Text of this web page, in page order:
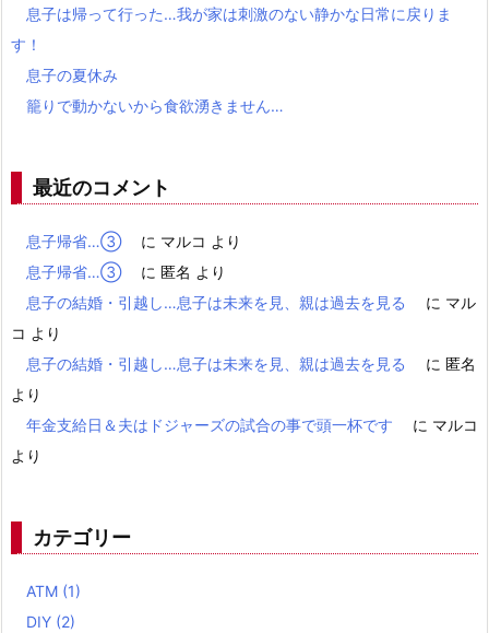
息子は帰って行った…我が家は刺激のない静かな日常に戻りま
す！
息子の夏休み
籠りで動かないから食欲湧きません…
最近のコメント
息子帰省…③ に マルコ より
息子帰省…③
に 匿名 より
息子の結婚・引越し…息子は未来を見、親は過去を見る
に マル
コ より
息子の結婚・引越し…息子は未来を見、親は過去を見る
に 匿名
より
年金支給日＆夫はドジャーズの試合の事で頭一杯です
に マルコ
より
カテゴリー
ATM (1)
DIY (2)